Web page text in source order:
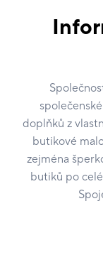
doplňků z
butikové
zejména
butiků po
Firma je na